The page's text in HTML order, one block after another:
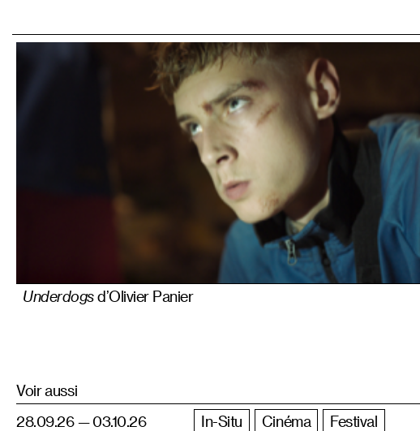
Underdogsd’Olivier Panier
Voir aussi
28.09.26 — 03.10.26
In-Situ Cinéma Festival